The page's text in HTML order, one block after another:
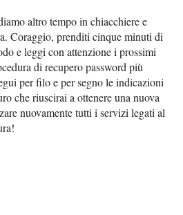
altro tempo in chiacchiere e
Coraggio, prenditi cinque minuti di
e leggi con attenzione i prossimi
di recupero password più
per filo e per segno le indicazioni
che riuscirai a ottenere una nuova
nuovamente tutti i servizi legati al